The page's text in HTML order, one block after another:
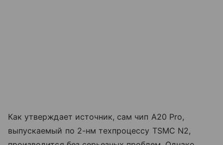
Как утверждает источник, сам чип A20 Pro,
выпускаемый по 2-нм техпроцессу TSMC N2,